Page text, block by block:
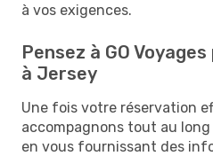
à vos exigences.
Pensez à GO
à Jersey
Une fois votre réservation
accompagnons tout au
en vous fournissant des